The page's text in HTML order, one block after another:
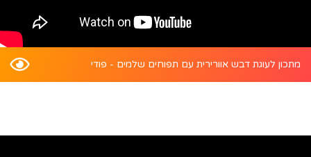
מתכון לעוגת דבש אוורירית עם תפוחים שלמים - פודי